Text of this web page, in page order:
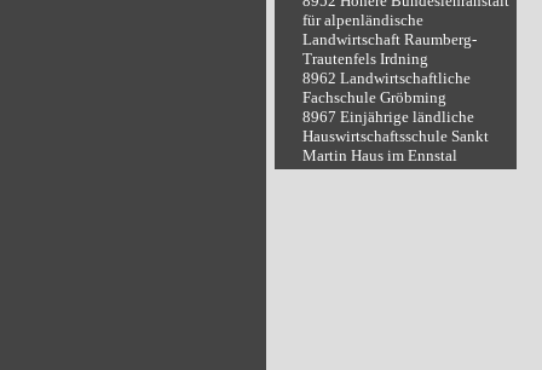
für alpenländische
Landwirtschaft Raumberg-
Trautenfels Irdning
8962 Landwirtschaftliche
Fachschule Gröbming
8967 Einjährige ländliche
Hauswirtschaftsschule Sankt
Martin Haus im Ennstal